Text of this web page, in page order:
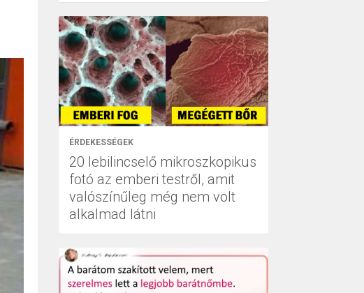
ÉRDEKESSÉGEK
20 lebilincselő mikroszkopikus
fotó az emberi testről, amit
valószínűleg még nem volt
alkalmad látni